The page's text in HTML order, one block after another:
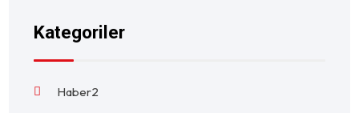
Kategoriler
Haber2